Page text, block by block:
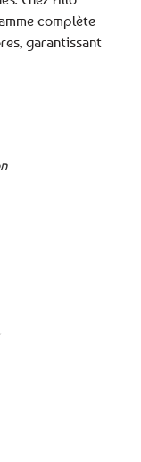
complète
garantissant